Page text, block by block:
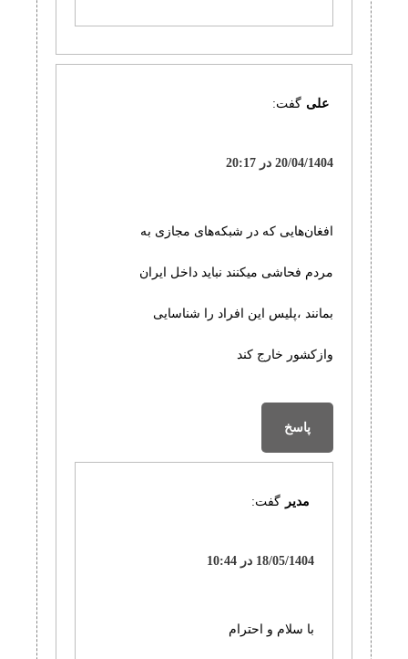
علی گفت:
20/04/1404 در 20:17
افغان‌هایی که در شبکه‌های مجازی به
مردم فحاشی میکنند نباید داخل ایران
بمانند ،پلیس این افراد را شناسایی
وازکشور خارج کند
پاسخ
مدیر گفت:
18/05/1404 در 10:44
با سلام و احترام